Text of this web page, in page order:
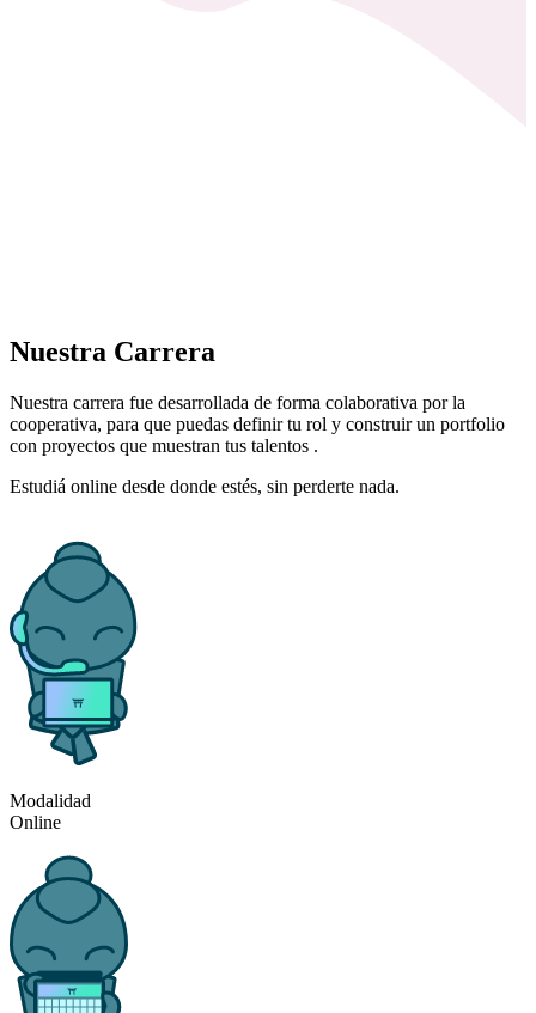
Nuestra Carrera
Nuestra carrera fue desarrollada de forma colaborativa por la
cooperativa, para que puedas definir tu rol y construir un portfolio
con proyectos que muestran tus talentos .
Estudiá online desde donde estés, sin perderte nada.
Modalidad
Online